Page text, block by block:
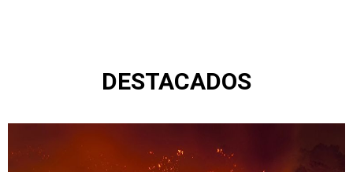
DESTACADOS